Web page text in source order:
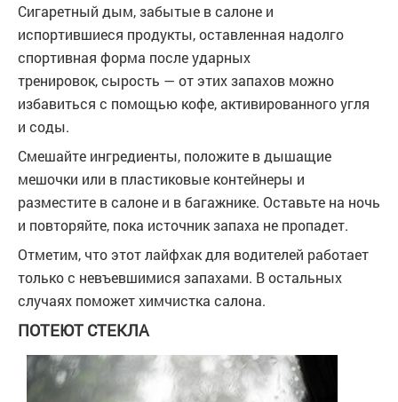
Сигаретный дым, забытые в салоне и
испортившиеся продукты, оставленная надолго
спортивная форма после ударных
тренировок, сырость — от этих запахов можно
избавиться с помощью кофе, активированного угля
и соды.
Смешайте ингредиенты, положите в дышащие
мешочки или в пластиковые контейнеры и
разместите в салоне и в багажнике. Оставьте на ночь
и повторяйте, пока источник запаха не пропадет.
Отметим, что этот лайфхак для водителей работает
только с невъевшимися запахами. В остальных
случаях поможет химчистка салона.
ПОТЕЮТ СТЕКЛА